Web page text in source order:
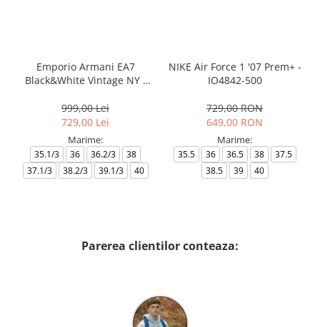
Emporio Armani EA7
Black&White Vintage NY -
999,00 Lei
729,00 Lei
Marime:
35.1/3 36 36.2/3
38
37.1/3
38.2/3 39.1/3 40
NIKE Air Force 1 '07 Prem+ -
IO4842-500
729,00 RON
649,00 RON
Marime:
35.5 36 36.5 38
37.5
38.5
39 40
Parerea clientilor conteaza: